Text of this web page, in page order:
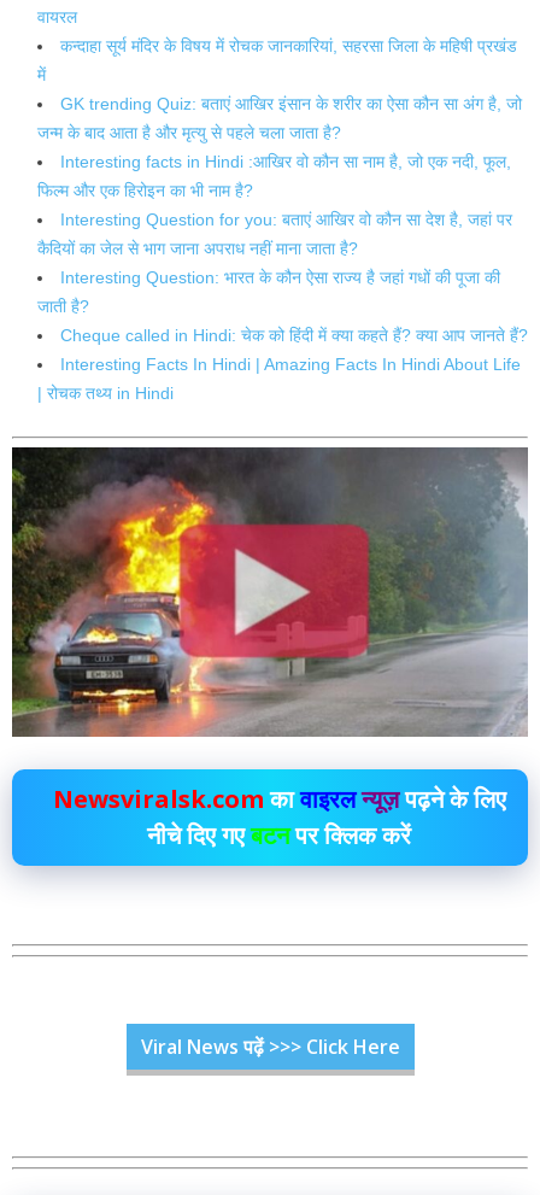
वायरल
कन्दाहा सूर्य मंदिर के विषय में रोचक जानकारियां, सहरसा जिला के महिषी प्रखंड
में
GK trending Quiz: बताएं आखिर इंसान के शरीर का ऐसा कौन सा अंग है, जो
जन्म के बाद आता है और मृत्यु से पहले चला जाता है?
Interesting facts in Hindi :आखिर वो कौन सा नाम है, जो एक नदी, फूल,
फिल्म और एक हिरोइन का भी नाम है?
Interesting Question for you: बताएं आखिर वो कौन सा देश है, जहां पर
कैदियों का जेल से भाग जाना अपराध नहीं माना जाता है?
Interesting Question: भारत के कौन ऐसा राज्य है जहां गधों की पूजा की
जाती है?
Cheque called in Hindi: चेक को हिंदी में क्या कहते हैं? क्या आप जानते हैं?
Interesting Facts In Hindi | Amazing Facts In Hindi About Life
| रोचक तथ्य in Hindi
Newsviralsk.comकावाइरलन्यूज़पढ़ने के लिए
नीचे दिए गएबटनपर क्लिक करें
Viral News पढ़ें >>> Click Here